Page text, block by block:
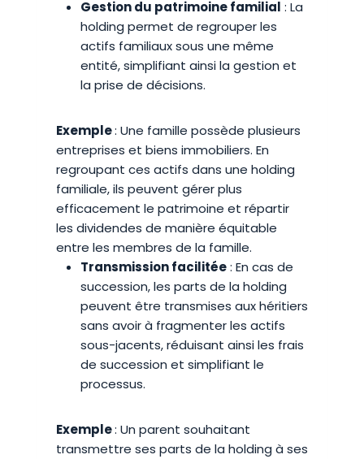
Gestion du patrimoine familial : La
holding permet de regrouper les
actifs familiaux sous une même
entité, simplifiant ainsi la gestion et
la prise de décisions.
Exemple: Une famille possède plusieurs
entreprises et biens immobiliers. En
regroupant ces actifs dans une holding
familiale, ils peuvent gérer plus
efficacement le patrimoine et répartir
les dividendes de manière équitable
entre les membres de la famille.
Transmission facilitée: En cas de
succession, les parts de la holding
peuvent être transmises aux héritiers
sans avoir à fragmenter les actifs
sous-jacents, réduisant ainsi les frais
de succession et simplifiant le
processus.
Exemple: Un parent souhaitant
transmettre ses parts de la holding à ses